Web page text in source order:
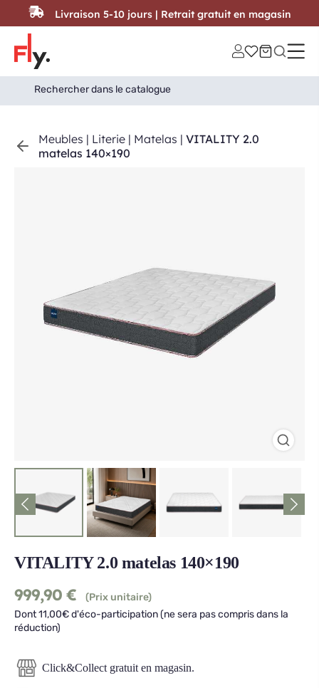
Passer au contenu
Search
for:
Search Button
Meubles | Literie | Matelas | VITALITY 2.0
matelas 140×190
VITALITY 2.0 matelas 140×190
999,90 €
(Prix unitaire)
Dont 11,00€ d'éco-participation (ne sera pas compris dans la
réduction)
Click&Collect gratuit en magasin.
Livraison 5-10 jours | Retrait gratuit en magasin